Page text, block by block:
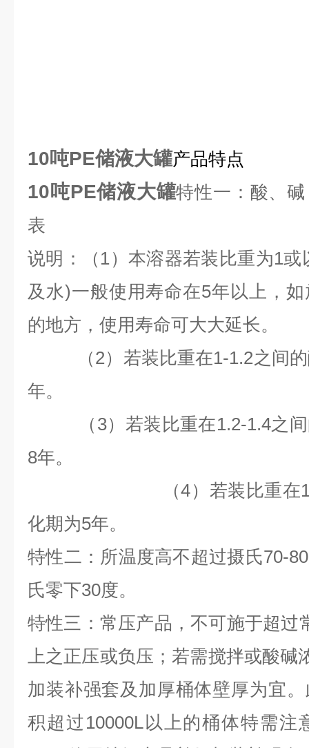
10吨PE储液大罐产品特点
10吨PE储液大罐特性一：酸、
表
说明：（1）本溶器若装比重为1
及水)一般使用寿命在5年以上，
的地方，使用寿命可大大延长。
（2）若装比重在1-1.2之间的
年。
（3）若装比重在1.2-1.4之间
8年。
（4）若装比重在1.4以
化期为5年。
特性二：所温度高不超过摄氏70-
氏零下30度。
特性三：常压产品，不可施于超过
上之正压或负压；若需搅拌或酸碱
加装补强套及加厚桶体壁厚为宜
积超过10000L以上的桶体特需注